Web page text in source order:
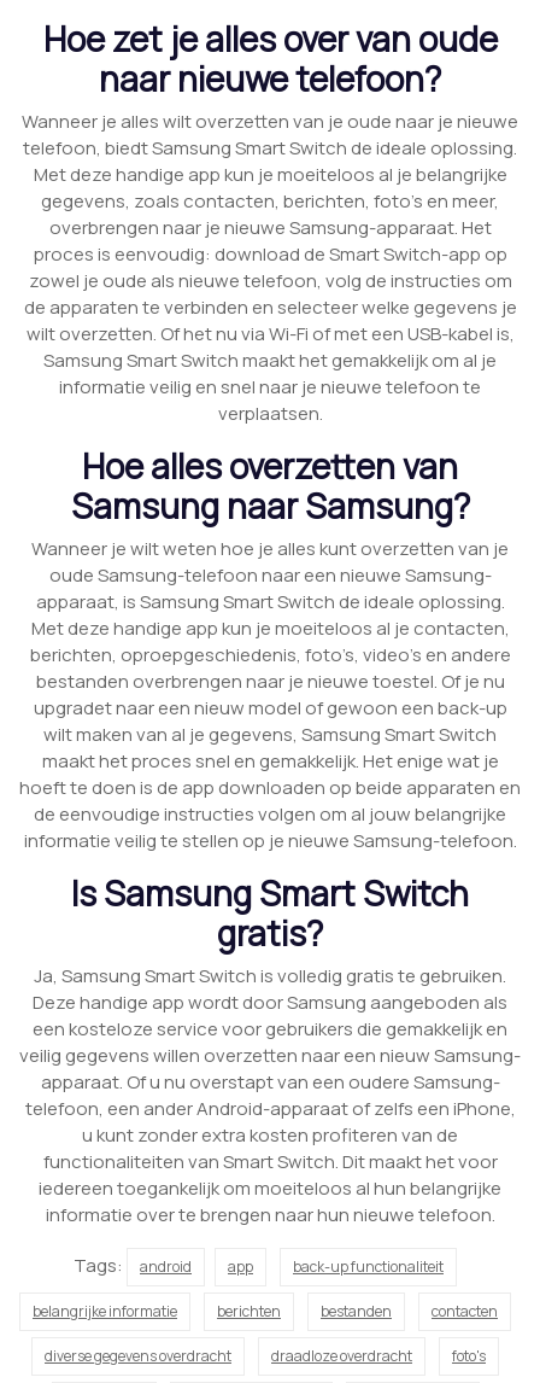
Hoe zet je alles over van oude
naar nieuwe telefoon?
Wanneer je alles wilt overzetten van je oude naar je nieuwe
telefoon, biedt Samsung Smart Switch de ideale oplossing.
Met deze handige app kun je moeiteloos al je belangrijke
gegevens, zoals contacten, berichten, foto’s en meer,
overbrengen naar je nieuwe Samsung-apparaat. Het
proces is eenvoudig: download de Smart Switch-app op
zowel je oude als nieuwe telefoon, volg de instructies om
de apparaten te verbinden en selecteer welke gegevens je
wilt overzetten. Of het nu via Wi-Fi of met een USB-kabel is,
Samsung Smart Switch maakt het gemakkelijk om al je
informatie veilig en snel naar je nieuwe telefoon te
verplaatsen.
Hoe alles overzetten van
Samsung naar Samsung?
Wanneer je wilt weten hoe je alles kunt overzetten van je
oude Samsung-telefoon naar een nieuwe Samsung-
apparaat, is Samsung Smart Switch de ideale oplossing.
Met deze handige app kun je moeiteloos al je contacten,
berichten, oproepgeschiedenis, foto’s, video’s en andere
bestanden overbrengen naar je nieuwe toestel. Of je nu
upgradet naar een nieuw model of gewoon een back-up
wilt maken van al je gegevens, Samsung Smart Switch
maakt het proces snel en gemakkelijk. Het enige wat je
hoeft te doen is de app downloaden op beide apparaten en
de eenvoudige instructies volgen om al jouw belangrijke
informatie veilig te stellen op je nieuwe Samsung-telefoon.
Is Samsung Smart Switch
gratis?
Ja, Samsung Smart Switch is volledig gratis te gebruiken.
Deze handige app wordt door Samsung aangeboden als
een kosteloze service voor gebruikers die gemakkelijk en
veilig gegevens willen overzetten naar een nieuw Samsung-
apparaat. Of u nu overstapt van een oudere Samsung-
telefoon, een ander Android-apparaat of zelfs een iPhone,
u kunt zonder extra kosten profiteren van de
functionaliteiten van Smart Switch. Dit maakt het voor
iedereen toegankelijk om moeiteloos al hun belangrijke
informatie over te brengen naar hun nieuwe telefoon.
Tags:
android app back-up functionaliteit
belangrijke informatie berichten bestanden contacten
diverse gegevens overdracht draadloze overdracht foto's